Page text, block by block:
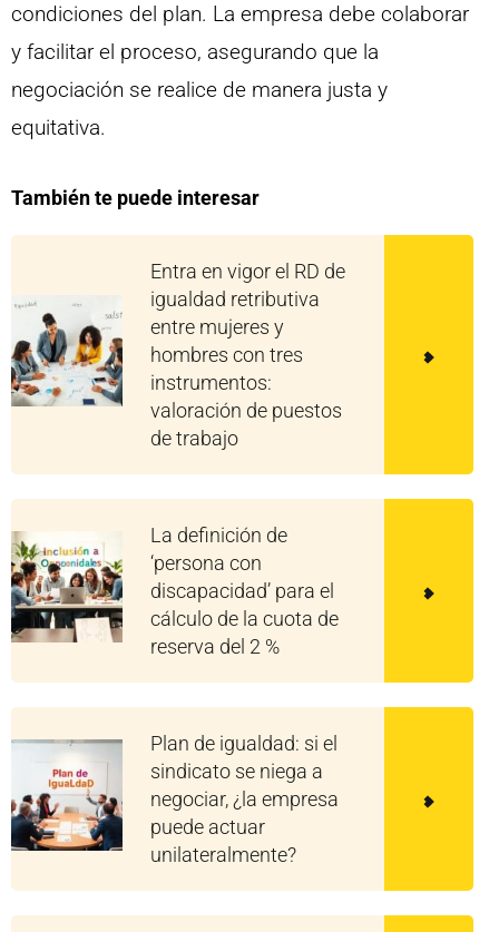
condiciones del plan. La empresa debe colaborar
y facilitar el proceso, asegurando que la
negociación se realice de manera justa y
equitativa.
También te puede interesar
Entra en vigor el RD de
igualdad retributiva
entre mujeres y
hombres con tres
instrumentos:
valoración de puestos
de trabajo
La definición de
‘persona con
discapacidad’ para el
cálculo de la cuota de
reserva del 2 %
Plan de igualdad: si el
sindicato se niega a
negociar, ¿la empresa
puede actuar
unilateralmente?